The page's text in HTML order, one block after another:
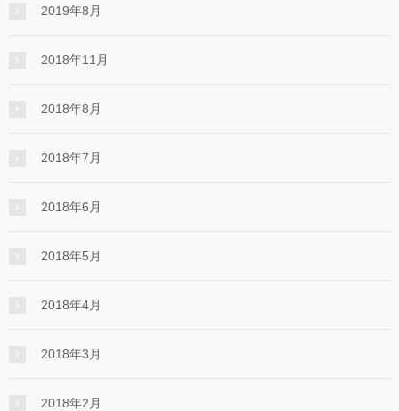
2019年8月
2018年11月
2018年8月
2018年7月
2018年6月
2018年5月
2018年4月
2018年3月
2018年2月